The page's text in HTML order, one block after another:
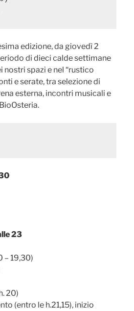
edizione, da giovedì 2
di dieci calde settimane
spazi e nel “rustico
e serate, tra selezione di
esterna, incontri musicali e
23
– 19,30)
20)
(entro le h.21,15), inizio